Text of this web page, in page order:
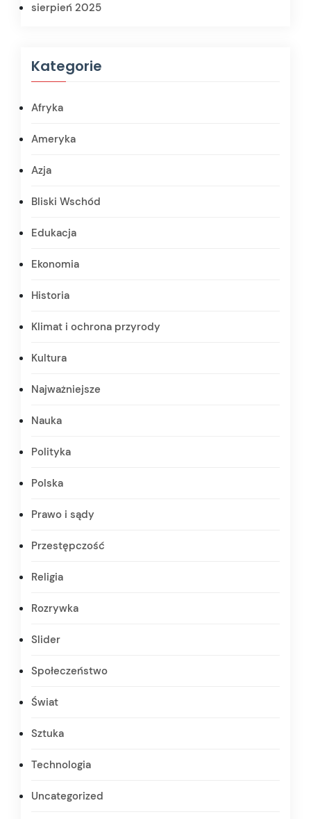
sierpień 2025
Kategorie
Afryka
Ameryka
Azja
Bliski Wschód
Edukacja
Ekonomia
Historia
Klimat i ochrona przyrody
Kultura
Najważniejsze
Nauka
Polityka
Polska
Prawo i sądy
Przestępczość
Religia
Rozrywka
Slider
Społeczeństwo
Świat
Sztuka
Technologia
Uncategorized